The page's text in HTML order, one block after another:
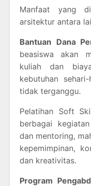
Manfaat yang
arsitektur antara
Bantuan Dana
beasiswa akan
kuliah dan
kebutuhan
tidak terganggu.
Pelatihan Soft
berbagai
dan mentoring,
kepemimpinan,
dan kreativitas.
Program